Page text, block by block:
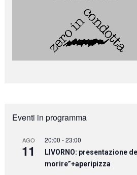
Eventi in programma
AGO
11
20:00 -23:00
LIVORNO: presentazione
morire”+aperipizza